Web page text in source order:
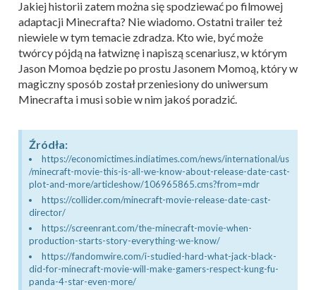
Jakiej historii zatem można się spodziewać po filmowej
adaptacji Minecrafta? Nie wiadomo. Ostatni trailer też
niewiele w tym temacie zdradza. Kto wie, być może
twórcy pójdą na łatwiznę i napiszą scenariusz, w którym
Jason Momoa będzie po prostu Jasonem Momoą, który w
magiczny sposób został przeniesiony do uniwersum
Minecrafta i musi sobie w nim jakoś poradzić.
Źródła:
https://economictimes.indiatimes.com/news/international/us
/minecraft-movie-this-is-all-we-know-about-release-date-cast-
plot-and-more/articleshow/106965865.cms?from=mdr
https://collider.com/minecraft-movie-release-date-cast-
director/
https://screenrant.com/the-minecraft-movie-when-
production-starts-story-everything-we-know/
https://fandomwire.com/i-studied-hard-what-jack-black-
did-for-minecraft-movie-will-make-gamers-respect-kung-fu-
panda-4-star-even-more/